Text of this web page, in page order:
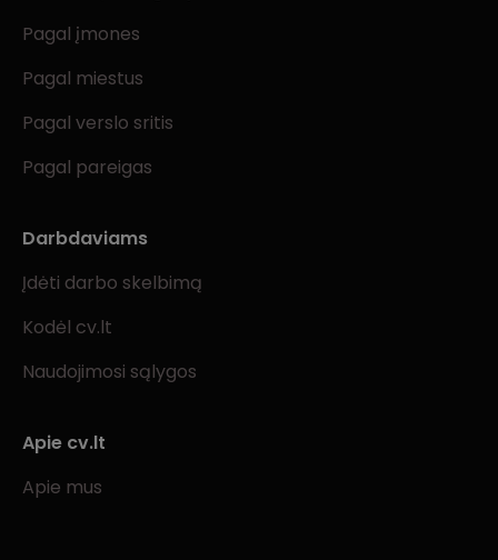
Pagal įmones
Pagal miestus
Pagal verslo sritis
Pagal pareigas
Darbdaviams
Įdėti darbo skelbimą
Kodėl cv.lt
Naudojimosi sąlygos
Apie cv.lt
Apie mus